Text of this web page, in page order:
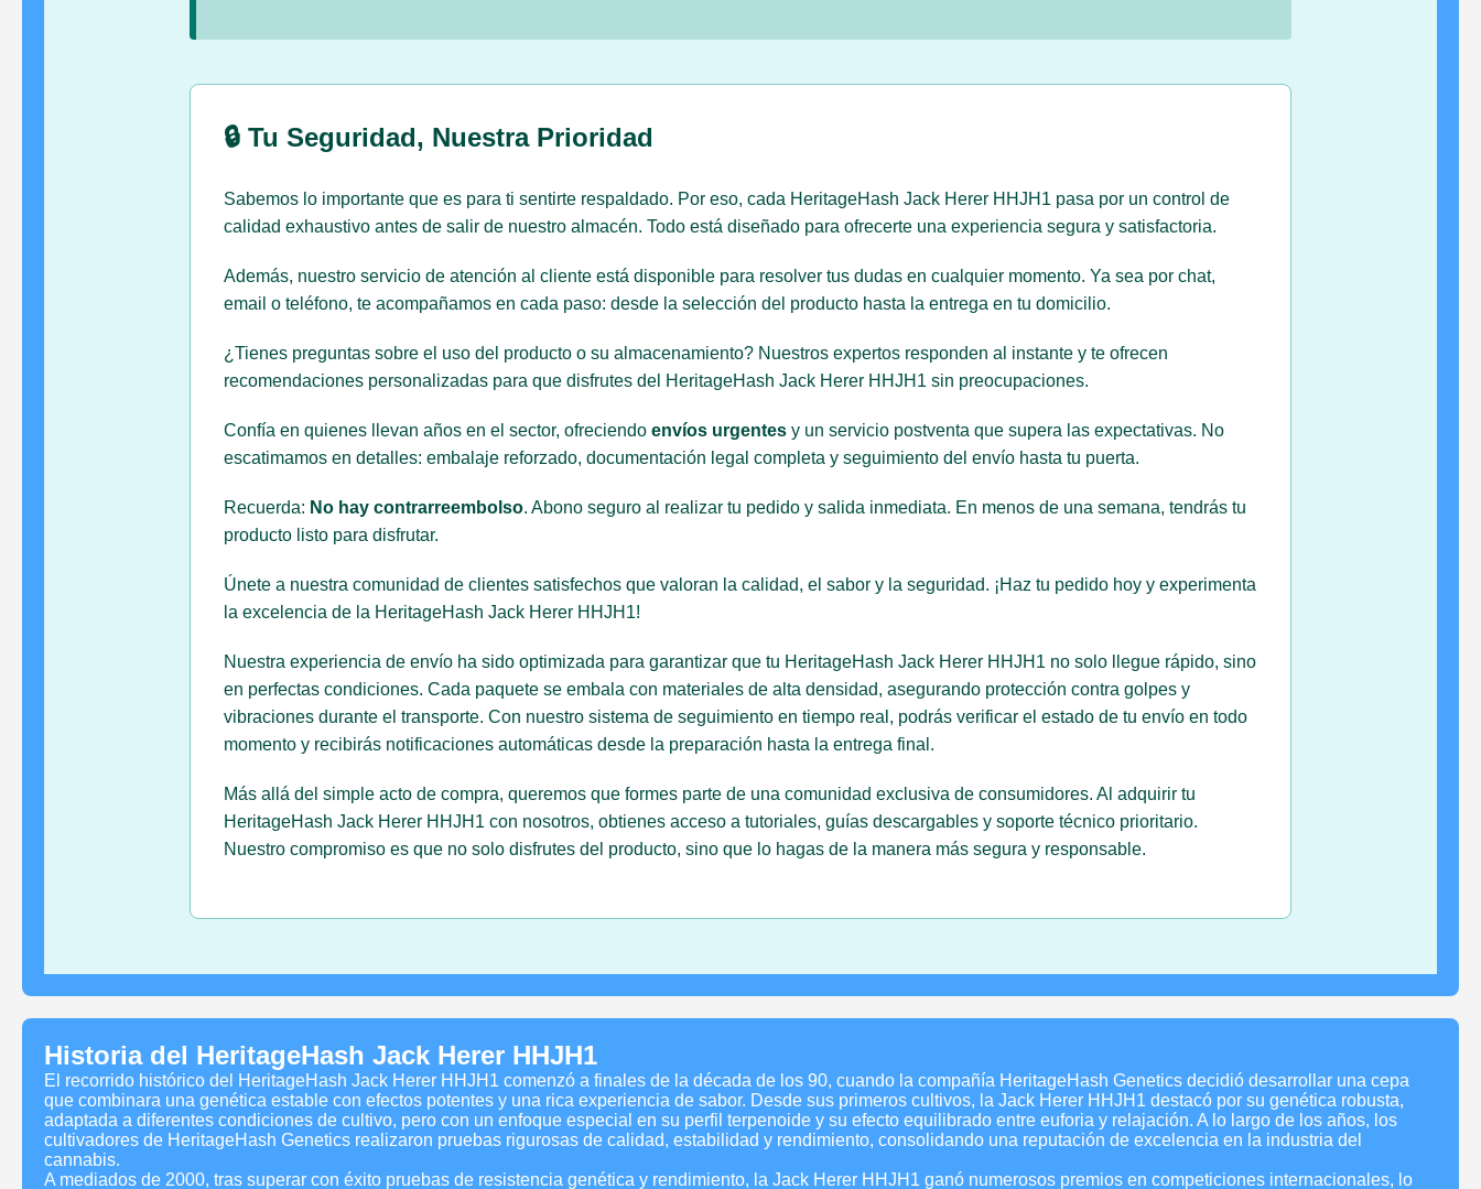
🔒 Tu Seguridad, Nuestra Prioridad
Sabemos lo importante que es para ti sentirte respaldado. Por eso, cada HeritageHash Jack Herer HHJH1 pasa por un control de
calidad exhaustivo antes de salir de nuestro almacén. Todo está diseñado para ofrecerte una experiencia segura y satisfactoria.
Además, nuestro servicio de atención al cliente está disponible para resolver tus dudas en cualquier momento. Ya sea por chat,
email o teléfono, te acompañamos en cada paso: desde la selección del producto hasta la entrega en tu domicilio.
¿Tienes preguntas sobre el uso del producto o su almacenamiento? Nuestros expertos responden al instante y te ofrecen
recomendaciones personalizadas para que disfrutes del HeritageHash Jack Herer HHJH1 sin preocupaciones.
Confía en quienes llevan años en el sector, ofreciendo envíos urgentes y un servicio postventa que supera las expectativas. No
escatimamos en detalles: embalaje reforzado, documentación legal completa y seguimiento del envío hasta tu puerta.
Recuerda: No hay contrarreembolso. Abono seguro al realizar tu pedido y salida inmediata. En menos de una semana, tendrás tu
producto listo para disfrutar.
Únete a nuestra comunidad de clientes satisfechos que valoran la calidad, el sabor y la seguridad. ¡Haz tu pedido hoy y experimenta
la excelencia de la HeritageHash Jack Herer HHJH1!
Nuestra experiencia de envío ha sido optimizada para garantizar que tu HeritageHash Jack Herer HHJH1 no solo llegue rápido, sino
en perfectas condiciones. Cada paquete se embala con materiales de alta densidad, asegurando protección contra golpes y
vibraciones durante el transporte. Con nuestro sistema de seguimiento en tiempo real, podrás verificar el estado de tu envío en todo
momento y recibirás notificaciones automáticas desde la preparación hasta la entrega final.
Más allá del simple acto de compra, queremos que formes parte de una comunidad exclusiva de consumidores. Al adquirir tu
HeritageHash Jack Herer HHJH1 con nosotros, obtienes acceso a tutoriales, guías descargables y soporte técnico prioritario.
Nuestro compromiso es que no solo disfrutes del producto, sino que lo hagas de la manera más segura y responsable.
Historia del HeritageHash Jack Herer HHJH1
El recorrido histórico del HeritageHash Jack Herer HHJH1 comenzó a finales de la década de los 90, cuando la compañía HeritageHash Genetics decidió desarrollar una cepa
que combinara una genética estable con efectos potentes y una rica experiencia de sabor. Desde sus primeros cultivos, la Jack Herer HHJH1 destacó por su genética robusta,
adaptada a diferentes condiciones de cultivo, pero con un enfoque especial en su perfil terpenoide y su efecto equilibrado entre euforia y relajación. A lo largo de los años, los
cultivadores de HeritageHash Genetics realizaron pruebas rigurosas de calidad, estabilidad y rendimiento, consolidando una reputación de excelencia en la industria del
cannabis.
A mediados de 2000, tras superar con éxito pruebas de resistencia genética y rendimiento, la Jack Herer HHJH1 ganó numerosos premios en competiciones internacionales, lo